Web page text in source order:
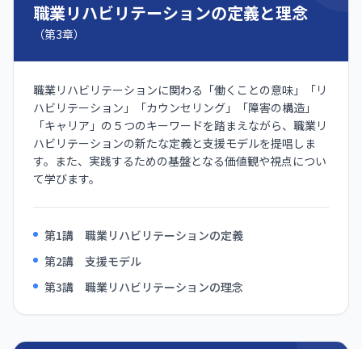
職業リハビリテーションの定義と理念
（第3章）
職業リハビリテーションに関わる「働くことの意味」「リ
ハビリテーション」「カウンセリング」「障害の構造」
「キャリア」の５つのキーワードを踏まえながら、職業リ
ハビリテーションの新たな定義と支援モデルを提唱しま
す。また、実践するための基盤となる価値観や視点につい
て学びます。
第1講 職業リハビリテーションの定義
第2講 支援モデル
第3講 職業リハビリテーションの理念